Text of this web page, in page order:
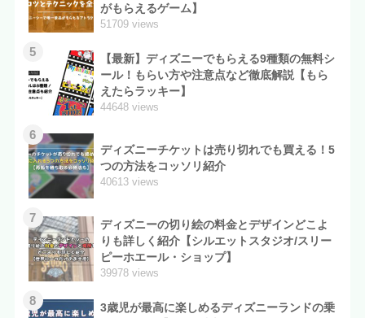
がもらえるゲーム】
51709 views
5
【最新】ディズニーでもらえる9種類の無料シ
ール！もらい方や注意点など徹底解説【もら
えたらラッキー】
44648 views
6
ディズニーチケットは売り切れでも買える！5
つの方法をコッソリ紹介
40613 views
7
ディズニーの切り絵の料金とデザインどこよ
りも詳しく紹介【シルエットスタジオ/スリー
ピーホエール・ショップ】
39978 views
8
3歳児が最高に楽しめるディズニーランドの乗